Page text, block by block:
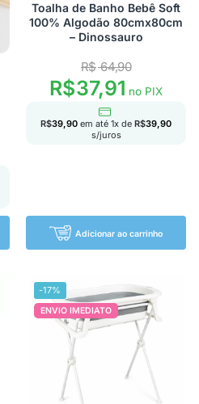
Toalha de Banho Bebê Soft
100% Algodão 80cmx80cm
– Dinossauro
R$64,90
R$37,91 no PIX
R$39,90 em até 1x de R$39,90
s/juros
Adicionar ao carrinho
-17%
ENVIO IMEDIATO